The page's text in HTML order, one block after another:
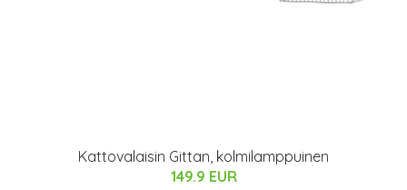
Kattovalaisin Gittan, kolmilamppuinen
149.9 EUR